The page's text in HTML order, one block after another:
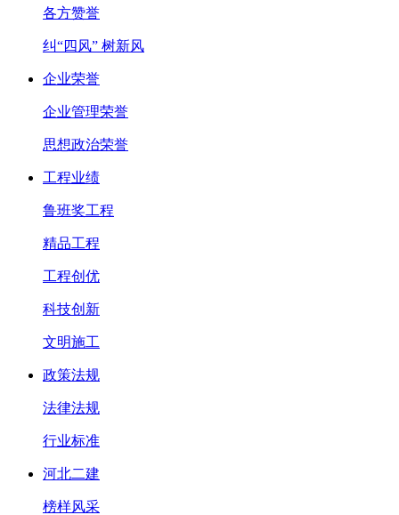
各方赞誉
纠“四风” 树新风
企业荣誉
企业管理荣誉
思想政治荣誉
工程业绩
鲁班奖工程
精品工程
工程创优
科技创新
文明施工
政策法规
法律法规
行业标准
河北二建
榜样风采